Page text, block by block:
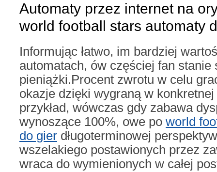
Automaty przez internet na
world football stars automaty
Informując łatwo, im bardziej
automatach, ów częściej fan stanie
pieniążki.Procent zwrotu w celu
okazje dzięki wygraną w
przykład, wówczas gdy zabawa
wynoszące 100%, owe po world
do gier długoterminowej
wszelakiego postawionych przez
wraca do wymienionych w całej